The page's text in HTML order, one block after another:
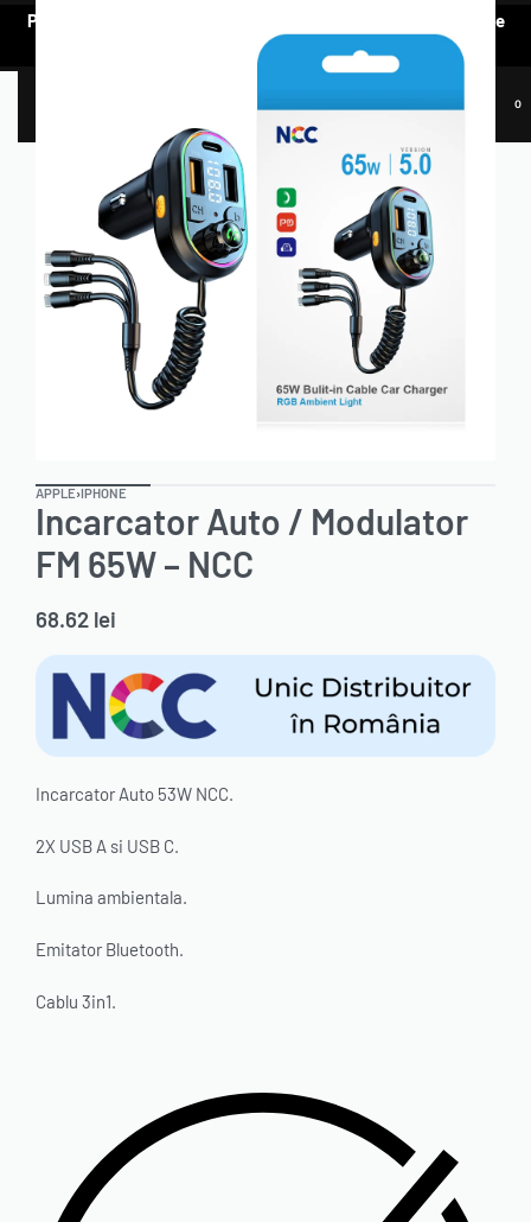
Pentru a vedea oferta de prețuri preferențiale, e nevoie să te
AUTENTIFICI.
0
APPLE›IPHONE
Incarcator Auto / Modulator
FM 65W – NCC
68.62 lei
Incarcator Auto 53W NCC.
2X USB A si USB C.
Lumina ambientala.
Emitator Bluetooth.
Cablu 3in1.